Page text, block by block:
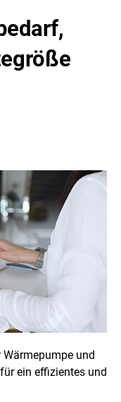
und
ein effizientes und